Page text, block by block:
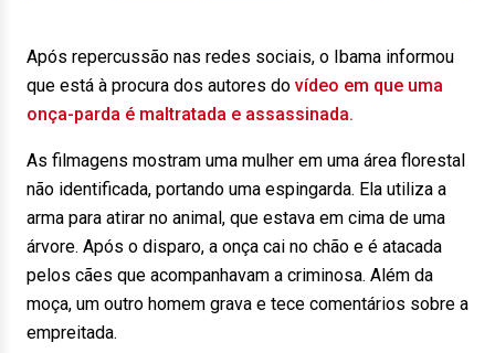
Após repercussão nas redes sociais, o Ibama informou
que está à procura dos autores do vídeo em que uma
onça-parda é maltratada e assassinada.
As filmagens mostram uma mulher em uma área florestal
não identificada, portando uma espingarda. Ela utiliza a
arma para atirar no animal, que estava em cima de uma
árvore. Após o disparo, a onça cai no chão e é atacada
pelos cães que acompanhavam a criminosa. Além da
moça, um outro homem grava e tece comentários sobre a
empreitada.